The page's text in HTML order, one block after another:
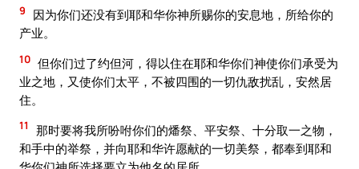
9
因为你们还没有到耶和华你神所赐你的安息地，所给你的
产业。
10 但你们过了约但河，得以住在耶和华你们神使你们承受为
业之地，又使你们太平，不被四围的一切仇敌扰乱，安然居
住。
11
那时要将我所吩咐你们的燔祭、平安祭、十分取一之物，
和手中的举祭，并向耶和华许愿献的一切美祭，都奉到耶和